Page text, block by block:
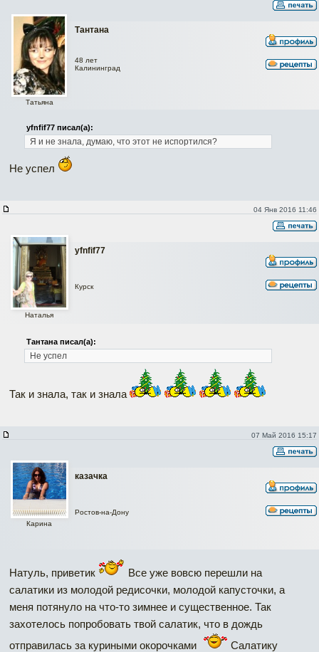
Тантана
Татьяна
48 лет
Калининград
yfnfif77 писал(а):
Я и не знала, думаю, что этот не испортился?
Не успел
04 Янв 2016 11:46
yfnfif77
Наталья
Курск
Тантана писал(а):
Не успел
Так и знала, так и знала
07 Май 2016 15:17
казачка
Карина
Ростов-на-Дону
Натуль, приветик
Все уже вовсю перешли на
салатики из молодой редисочки, молодой капусточки, а
меня потянуло на что-то зимнее и существенное. Так
захотелось попробовать твой салатик, что в дождь
отправилась за куриными окорочками
Салатику